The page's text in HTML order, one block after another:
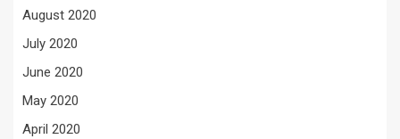
August 2020
July 2020
June 2020
May 2020
April 2020